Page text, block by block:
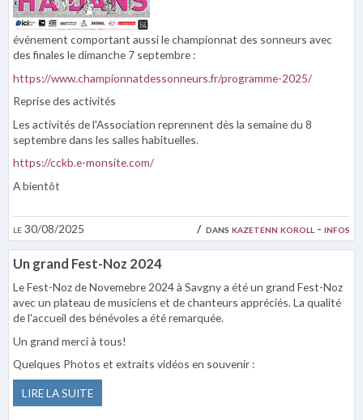
le 30/08/2025 dans kazetenn koroll - infos
événement comportant aussi le championnat des sonneurs avec
des finales le dimanche 7 septembre :
https://www.championnatdessonneurs.fr/programme-2025/
Reprise des activités
Les activités de l'Association reprennent dès la semaine du 8
septembre dans les salles habituelles.
https://cckb.e-monsite.com/
A bientôt
Un grand Fest-Noz 2024
Le Fest-Noz de Novemebre 2024 à Savgny a été un grand Fest-Noz
avec un plateau de musiciens et de chanteurs appréciés. La qualité
de l'accueil des bénévoles a été remarquée.
Un grand merci à tous!
Quelques Photos et extraits vidéos en souvenir :
LIRE LA SUITE